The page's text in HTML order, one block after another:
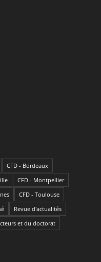
CFD - Bordeaux
CFD - Montpellier
CFD - Toulouse
Revue d'actualités
et du doctorat